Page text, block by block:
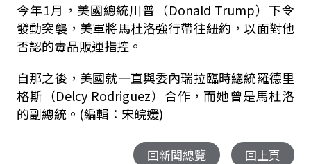
今年1月，美國總統川普（Donald Trump）下令
發動突襲，美軍將馬杜洛強行帶往紐約，以面對他
否認的毒品販運指控。
自那之後，美國就一直與委內瑞拉臨時總統羅德里
格斯（Delcy Rodriguez）合作，而她曾是馬杜洛
的副總統。(編輯：宋皖媛)
回新聞總覽 回上頁